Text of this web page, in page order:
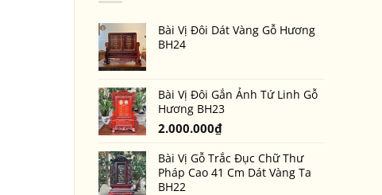
ảnh
bằng
ảnh?
Khi
điểm
thích
Bài Vị Đôi Dát Vàng Gỗ Hương
BH24
Bài Vị Đôi Gắn Ảnh Tứ Linh Gỗ
Hương BH23
2.000.000₫
Bài Vị Gỗ Trắc Đục Chữ Thư
Pháp Cao 41 Cm Dát Vàng Ta
BH22